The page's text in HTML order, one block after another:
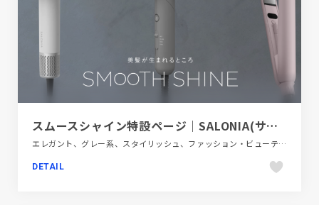
スムースシャイン特設ページ｜SALONIA(サロニア)
エレガント、グレー系、スタイリッシュ、ファッション・ビューティー、ブランド・サービスサイト、モーション多め
DETAIL